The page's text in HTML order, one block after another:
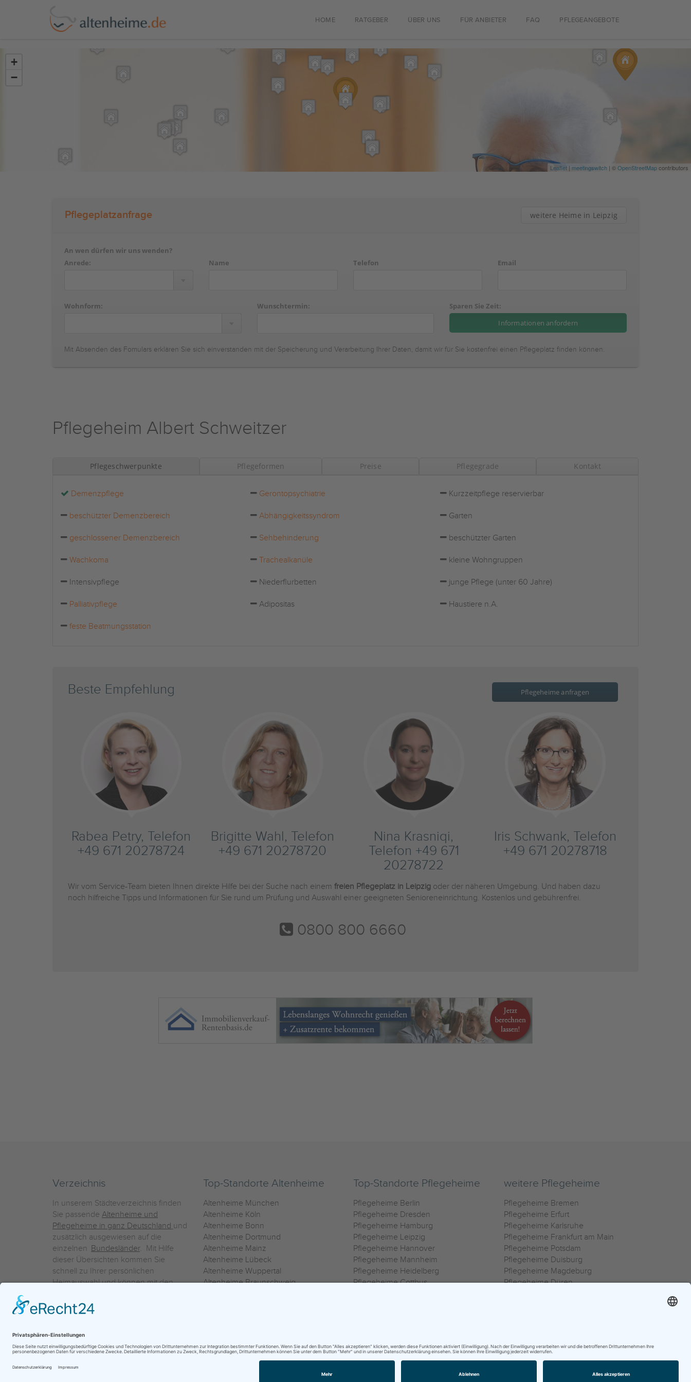
HOME RATGEBER ÜBER UNS FÜR ANBIETER FAQ PFLEGEANGEBOTE
+
−
Leaflet | meetingswitch | ©OpenStreetMapcontributors
Pflegeplatzanfrage weitere Heime in Leipzig
An wen dürfen wir uns wenden?
Anrede:
Name Telefon Email
Wohnform: Wunschtermin: Sparen Sie Zeit:
Mit Absenden des Fomulars erklären Sie sich einverstanden mit der Speicherung und Verarbeitung Ihrer Daten, damit wir für Sie kostenfrei einen Pflegeplatz finden können.
Pflegeheim Albert Schweitzer
Pflegeschwerpunkte Pflegeformen Preise Pflegegrade Kontakt
Demenzpflege Gerontopsychiatrie Kurzzeitpflege reservierbar
beschützter Demenzbereich Abhängigkeitssyndrom Garten
geschlossener Demenzbereich Sehbehinderung beschützter Garten
Wachkoma Trachealkanüle kleine Wohngruppen
Intensivpflege Niederflurbetten junge Pflege (unter 60 Jahre)
Palliativpflege Adipositas Haustiere n.A.
feste Beatmungsstation
Beste Empfehlung Pflegeheime anfragen
Rabea Petry, Telefon
+49 671 20278724
Brigitte Wahl, Telefon
+49 671 20278720
Nina Krasniqi,
Telefon +49 671
20278722
Iris Schwank, Telefon
+49 671 20278718
Wir vom Service-Team bieten Ihnen direkte Hilfe bei der Suche nach einem freien Pflegeplatz in Leipzig oder der näheren Umgebung. Und haben dazu
noch hilfreiche Tipps und Informationen für Sie rund um Prüfung und Auswahl einer geeigneten Senioreneinrichtung. Kostenlos und gebührenfrei.
0800 800 6660
Verzeichnis
In unserem Städteverzeichnis finden
Sie passende Altenheime und
Pflegeheime in ganz Deutschland und
zusätzlich ausgewiesen auf die
einzelnen Bundesländer. Mit Hilfe
dieser Übersichten kommen Sie
schnell zu Ihrer persönlichen
Heimauswahl und können mit den
einzelnen Häuser Leistungsvergleiche
vornehmen.
Top-Standorte Altenheime
Altenheime München
Altenheime Köln
Altenheime Bonn
Altenheime Dortmund
Altenheime Mainz
Altenheime Lübeck
Altenheime Wuppertal
Altenheime Braunschweig
Top-Standorte Pflegeheime
Pflegeheime Berlin
Pflegeheime Dresden
Pflegeheime Hamburg
Pflegeheime Leipzig
Pflegeheime Hannover
Pflegeheime Mannheim
Pflegeheime Heidelberg
Pflegeheime Cottbus
weitere Pflegeheime
Pflegeheime Bremen
Pflegeheime Erfurt
Pflegeheime Karlsruhe
Pflegeheime Frankfurt am Main
Pflegeheime Potsdam
Pflegeheime Duisburg
Pflegeheime Magdeburg
Pflegeheime Düren
0800 800 666 0